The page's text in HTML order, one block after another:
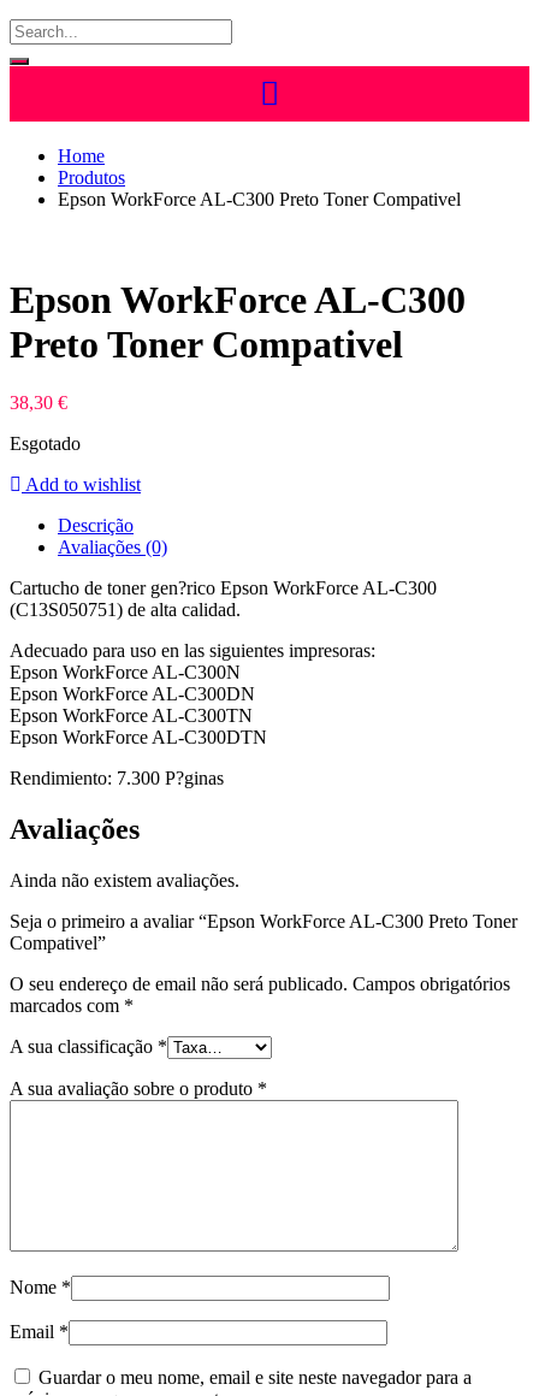
Home
Produtos
Epson WorkForce AL-C300 Preto Toner Compativel
Epson WorkForce AL-C300
Preto Toner Compativel
38,30 €
Esgotado
Add to wishlist
Descrição
Avaliações (0)
Cartucho de toner gen?rico Epson WorkForce AL-C300
(C13S050751) de alta calidad.
Adecuado para uso en las siguientes impresoras:
Epson WorkForce AL-C300N
Epson WorkForce AL-C300DN
Epson WorkForce AL-C300TN
Epson WorkForce AL-C300DTN
Rendimiento: 7.300 P?ginas
Avaliações
Ainda não existem avaliações.
Seja o primeiro a avaliar “Epson WorkForce AL-C300 Preto Toner
Compativel”
O seu endereço de email não será publicado. Campos obrigatórios
marcados com *
A sua classificação *
A sua avaliação sobre o produto *
Nome *
Email *
Guardar o meu nome, email e site neste navegador para a